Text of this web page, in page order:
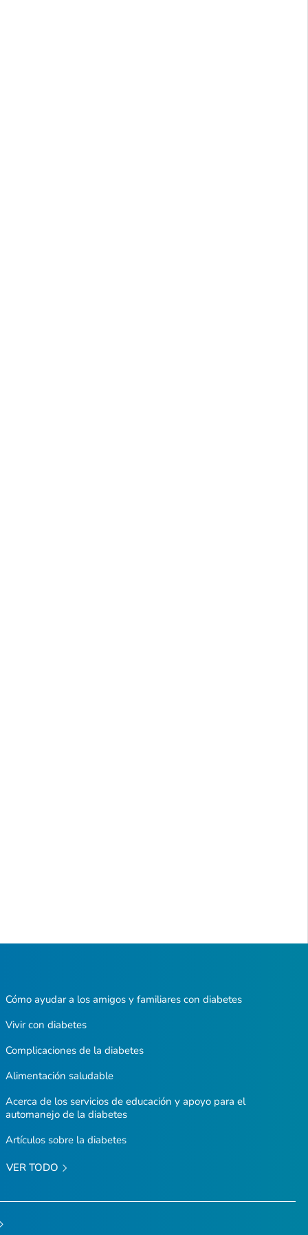
Cómo ayudar a los amigos y familiares con diabetes
Vivir con diabetes
Complicaciones de la diabetes
Alimentación saludable
Acerca de los servicios de educación y apoyo para el
automanejo de la diabetes
Artículos sobre la diabetes
VER TODO